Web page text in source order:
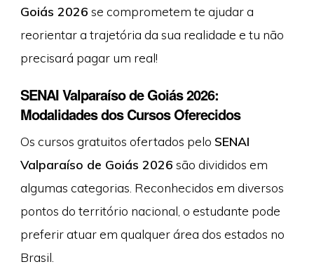
Goiás 2026 se comprometem te ajudar a
reorientar a trajetória da sua realidade e tu não
precisará pagar um real!
SENAI Valparaíso de Goiás 2026:
Modalidades dos Cursos Oferecidos
Os cursos gratuitos ofertados pelo SENAI
Valparaíso de Goiás 2026 são divididos em
algumas categorias. Reconhecidos em diversos
pontos do território nacional, o estudante pode
preferir atuar em qualquer área dos estados no
Brasil.